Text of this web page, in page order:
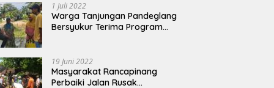
1 Juli 2022
Warga Tanjungan Pandeglang
Bersyukur Terima Program
19 Juni 2022
Masyarakat Rancapinang
Perbaiki Jalan Rusak